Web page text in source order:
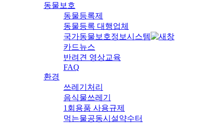
동물보호
동물등록제
동물등록 대행업체
국가동물보호정보시스템
카드뉴스
반려견 영상교육
FAQ
환경
쓰레기처리
음식물쓰레기
1회용품 사용규제
먹는물공동시설약수터